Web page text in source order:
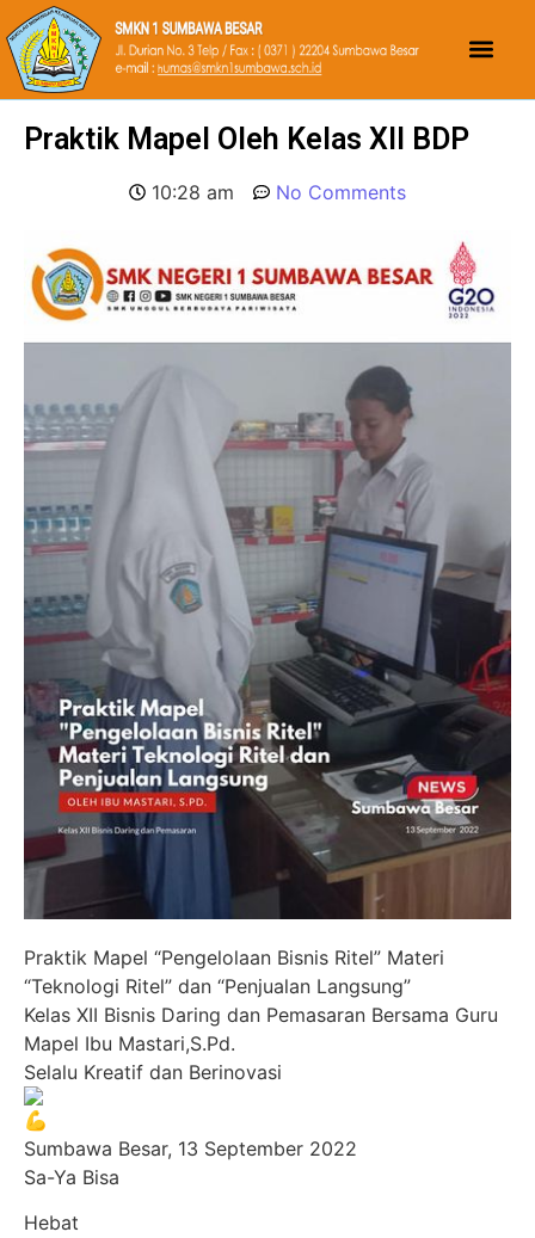
Praktik Mapel Oleh Kelas XII BDP
10:28 am No Comments
Praktik Mapel “Pengelolaan Bisnis Ritel” Materi
“Teknologi Ritel” dan “Penjualan Langsung”
Kelas XII Bisnis Daring dan Pemasaran Bersama Guru
Mapel Ibu Mastari,S.Pd.
Selalu Kreatif dan Berinovasi
Sumbawa Besar, 13 September 2022
Sa-Ya Bisa
Hebat